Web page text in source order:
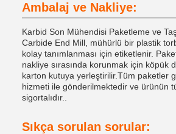
Ambalaj ve Nakliye:
Karbid Son Mühendisi Paketleme ve
Carbide End Mill, mühürlü bir plastik
kolay tanımlanması için etiketlenir.
nakliye sırasında korunmak için köpük
karton kutuya yerleştirilir.Tüm paketler
hizmeti ile gönderilmektedir ve ürünün
sigortalıdır..
Sıkça sorulan sorular: